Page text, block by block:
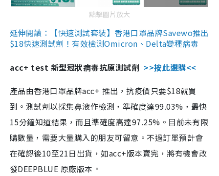
點擊圖片放大
延伸閱讀：【快速測試套裝】香港口罩品牌Savewo推出
$18快速測試劑！有效檢測Omicron、Delta變種病毒
acc+ test 新型冠狀病毒抗原測試劑 >>按此選購<<
產品由香港口罩品牌acc+ 推出，抗疫價只要$18就買
到。測試劑以採集鼻液作檢測，準確度達99.03%，最快
15分鐘知道結果，而且準確度高達97.25%。目前未有限
購數量，需要大量購入的朋友可留意。不過訂單預計會
在確認後10至21日出貨，如acc+版本賣完，將有機會改
發DEEPBLUE 原廠版本。